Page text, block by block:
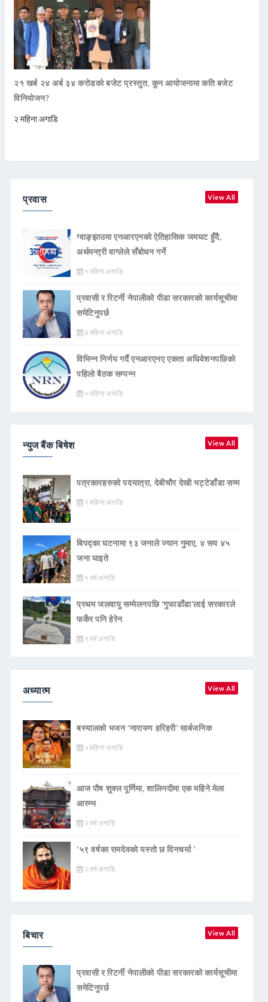
२१ खर्ब २४ अर्ब ३४ करोडको बजेट प्रस्तुत, कुन आयोजनामा कति बजेट
विनियोजन?
२ महिना अगाडि
प्रवास View All
ग्वाङ्झाउमा एनआरएनको ऐतिहासिक जमघट हुँदै,
अर्थमन्त्री वाग्लेले सँबोधन गर्ने
१ महिना अगाडि
प्रवासी र रिटर्नी नेपालीको पीडा सरकारको कार्यसूचीमा
समेटिनुपर्छ
४ महिना अगाडि
विभिन्न निर्णय गर्दै एनआरएनए एकता अधिवेशनपछिको
पहिलो बैठक सम्पन्न
५ महिना अगाडि
न्युज बैंक बिषेश View All
पत्रकारहरुको पदयात्रा, देबीचौर देखी भट्टेडाँडा सम्म
१ महिना अगाडि
बिपद्का घटनामा ९३ जनाले ज्यान गुमाए, ४ सय ४५
जना घाइते
१ वर्ष अगाडि
प्रथम जलवायु सम्मेलनपछि ‘गुफाडाँडा’लाई सरकारले
फर्केर पनि हेरेन
१ वर्ष अगाडि
अध्यात्म View All
बस्यालको भजन ‘नारायण हरिहरी’ सार्बजनिक
५ महिना अगाडि
आज पौष शुक्ल पूर्णिमा, शालिनदीमा एक महिने मेला
आरम्भ
२ वर्ष अगाडि
‘५९ वर्षका रामदेवकाे यस्ताे छ दिनचर्या ’
२ वर्ष अगाडि
बिचार View All
प्रवासी र रिटर्नी नेपालीको पीडा सरकारको कार्यसूचीमा
समेटिनुपर्छ